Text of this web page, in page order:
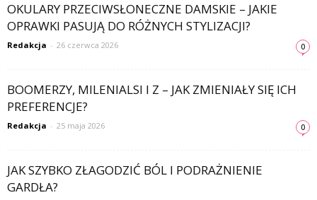
OKULARY PRZECIWSŁONECZNE DAMSKIE – JAKIE
OPRAWKI PASUJĄ DO RÓŻNYCH STYLIZACJI?
Redakcja - 26 czerwca 2026 0
BOOMERZY, MILENIALSI I Z – JAK ZMIENIAŁY SIĘ ICH
PREFERENCJE?
Redakcja - 25 maja 2026 0
JAK SZYBKO ZŁAGODZIĆ BÓL I PODRAŻNIENIE
GARDŁA?